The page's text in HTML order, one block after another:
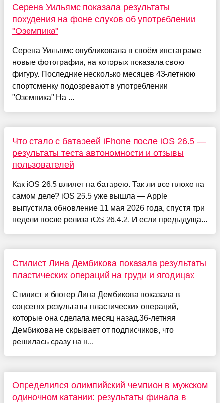
Серена Уильямс показала результаты
похудения на фоне слухов об употреблении
"Оземпика"
Серена Уильямс опубликовала в своём инстаграме
новые фотографии, на которых показала свою
фигуру. Последние несколько месяцев 43-летнюю
спортсменку подозревают в употреблении
"Оземпика".На ...
Что стало с батареей iPhone после iOS 26.5 —
результаты теста автономности и отзывы
пользователей
Как iOS 26.5 влияет на батарею. Так ли все плохо на
самом деле? iOS 26.5 уже вышла — Apple
выпустила обновление 11 мая 2026 года, спустя три
недели после релиза iOS 26.4.2. И если предыдуща...
Стилист Лина Дембикова показала результаты
пластических операций на груди и ягодицах
Стилист и блогер Лина Дембикова показала в
соцсетях результаты пластических операций,
которые она сделала месяц назад.36-летняя
Дембикова не скрывает от подписчиков, что
решилась сразу на н...
Определился олимпийский чемпион в мужском
одиночном катании: результаты финала в